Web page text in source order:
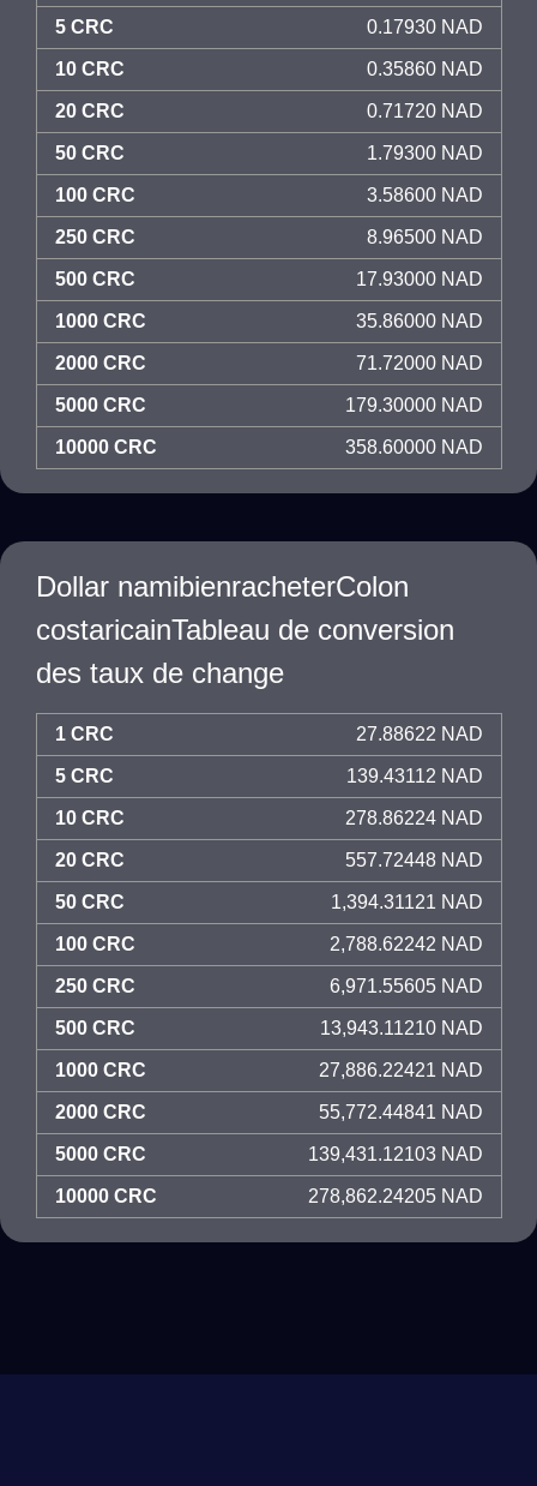
5 CRC 0.17930 NAD
10 CRC 0.35860 NAD
20 CRC 0.71720 NAD
50 CRC 1.79300 NAD
100 CRC 3.58600 NAD
250 CRC 8.96500 NAD
500 CRC 17.93000 NAD
1000 CRC 35.86000 NAD
2000 CRC 71.72000 NAD
5000 CRC 179.30000 NAD
10000 CRC 358.60000 NAD
Dollar namibienracheterColon
costaricainTableau de conversion
des taux de change
1 CRC 27.88622 NAD
5 CRC 139.43112 NAD
10 CRC 278.86224 NAD
20 CRC 557.72448 NAD
50 CRC 1,394.31121 NAD
100 CRC 2,788.62242 NAD
250 CRC 6,971.55605 NAD
500 CRC 13,943.11210 NAD
1000 CRC 27,886.22421 NAD
2000 CRC 55,772.44841 NAD
5000 CRC 139,431.12103 NAD
10000 CRC 278,862.24205 NAD